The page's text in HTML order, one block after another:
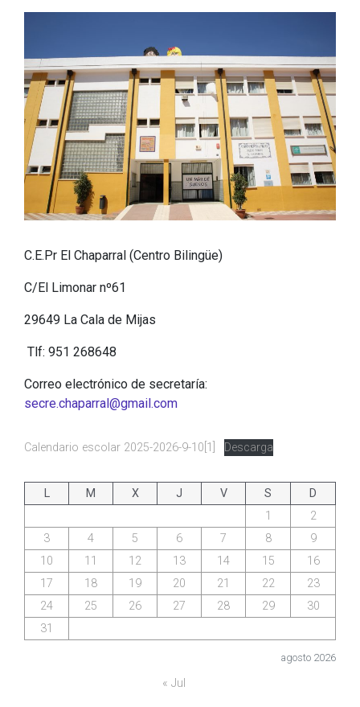
C.E.Pr El Chaparral (Centro Bilingüe)
C/El Limonar nº61
29649 La Cala de Mijas
Tlf: 951 268648
Correo electrónico de secretaría:
secre.chaparral@gmail.com
Calendario escolar 2025-2026-9-10[1] Descarga
agosto 2026
L M X J V S
D
1
2
3
4 5 6 7 8
9
10
11 12 13 14 15
16
17
18 19 20 21 22
23
24
25 26 27 28 29
30
31
« Jul